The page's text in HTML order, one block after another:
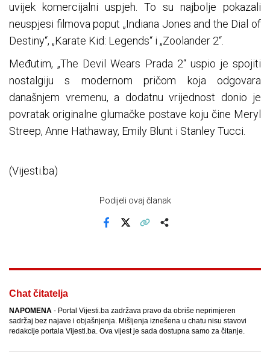
uvijek komercijalni uspjeh. To su najbolje pokazali
neuspjesi filmova poput „Indiana Jones and the Dial of
Destiny“, „Karate Kid: Legends“ i „Zoolander 2“.
Međutim, „The Devil Wears Prada 2“ uspio je spojiti
nostalgiju s modernom pričom koja odgovara
današnjem vremenu, a dodatnu vrijednost donio je
povratak originalne glumačke postave koju čine Meryl
Streep, Anne Hathaway, Emily Blunt i Stanley Tucci.
(Vijesti.ba)
Podijeli ovaj članak
Chat čitatelja
NAPOMENA - Portal Vijesti.ba zadržava pravo da obriše neprimjeren
sadržaj bez najave i objašnjenja. Mišljenja iznešena u chatu nisu stavovi
redakcije portala Vijesti.ba. Ova vijest je sada dostupna samo za čitanje.